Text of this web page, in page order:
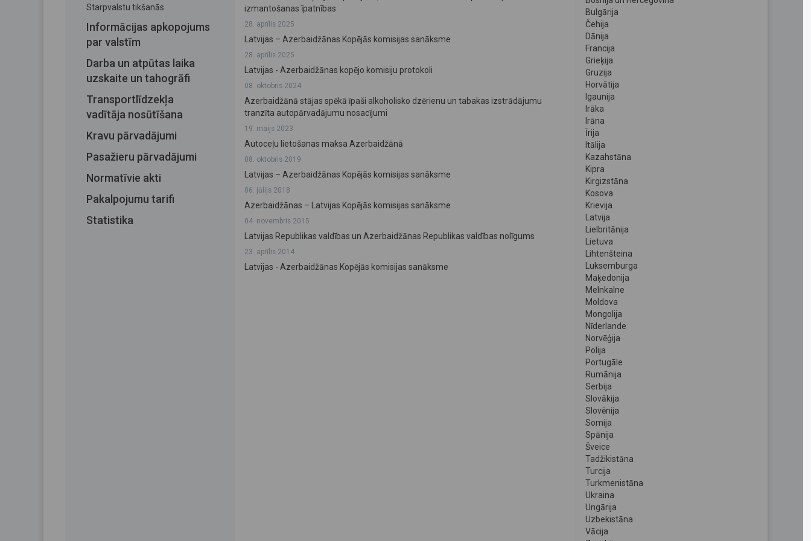
Starpvalstu tikšanās
Informācijas apkopojums
par valstīm
Darba un atpūtas laika
uzskaite un tahogrāfi
Transportlīdzekļa
vadītāja nosūtīšana
Kravu pārvadājumi
Pasažieru pārvadājumi
Normatīvie akti
Pakalpojumu tarifi
Statistika
izmantošanas īpatnības
28. aprīlis 2025
Latvijas – Azerbaidžānas Kopējās komisijas sanāksme
28. aprīlis 2025
Latvijas - Azerbaidžānas kopējo komisiju protokoli
08. oktobris 2024
Azerbaidžānā stājas spēkā īpaši alkoholisko dzērienu un tabakas izstrādājumu
tranzīta autopārvadājumu nosacījumi
19. maijs 2023
Autoceļu lietošanas maksa Azerbaidžānā
08. oktobris 2019
Latvijas – Azerbaidžānas Kopējās komisijas sanāksme
06. jūlijs 2018
Azerbaidžānas – Latvijas Kopējās komisijas sanāksme
04. novembris 2015
Latvijas Republikas valdības un Azerbaidžānas Republikas valdības nolīgums
23. aprīlis 2014
Latvijas - Azerbaidžānas Kopējās komisijas sanāksme
Bulgārija
Čehija
Dānija
Francija
Grieķija
Gruzija
Horvātija
Igaunija
Irāka
Irāna
Īrija
Itālija
Kazahstāna
Kipra
Kirgizstāna
Kosova
Krievija
Latvija
Lielbritānija
Lietuva
Lihtenšteina
Luksemburga
Maķedonija
Melnkalne
Moldova
Mongolija
Nīderlande
Norvēģija
Polija
Portugāle
Rumānija
Serbija
Slovākija
Slovēnija
Somija
Spānija
Šveice
Tadžikistāna
Turcija
Turkmenistāna
Ukraina
Ungārija
Uzbekistāna
Vācija